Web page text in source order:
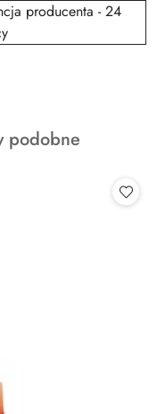
producenta - 24
podobne